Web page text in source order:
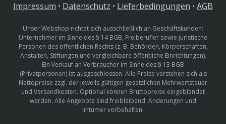
Impressum • Datenschutz • Lieferbedingungen • AGB
Unser Webshop richtet sich ausschließlich an Geschäftskunden:
Unternehmer im Sinne des § 14 BGB, Freiberufler sowie juristische
Personen des öffentlichen Rechts (z. B. Behörden, Körperschaften,
Anstalten, Stiftungen und vergleichbare öffentliche Einrichtungen).
Ein Verkauf an Verbraucher im Sinne des § 13 BGB
(Privatpersonen) ist ausgeschlossen. Alle Preise verstehen sich als
Nettopreise zzgl. der jeweils gültigen gesetzlichen Mehrwertsteuer
und Versandkosten. Optional können Bruttopreise eingeblendet
werden. Alle Angebote sind freibleibend. Änderungen und
Irrtümer vorbehalten.